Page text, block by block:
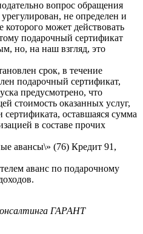
вопрос обращения
не определен и
может действовать
подарочный сертификат
но, на наш взгляд, это
срок, в течение
подарочный сертификат,
предусмотрено, что
стоимость оказанных услуг,
оставшаяся сумма
в составе прочих
авансы\» (76) Кредит 91,
аванс по подарочному
ГАРАНТ